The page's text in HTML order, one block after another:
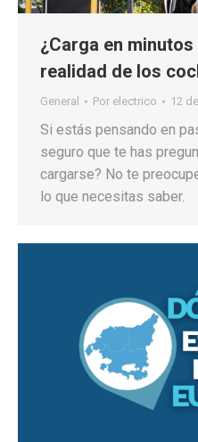
¿Carga en
realidad de los
General Por electrico 12
Si estás pensando en
seguro que te has
cargarse? No te
lo que necesitas saber.